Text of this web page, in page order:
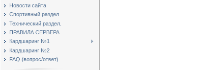
Новости сайта
Спортивный раздел
Технический раздел.
ПРАВИЛА СЕРВЕРА
Кардшаринг №1
Кардшаринг №2
FAQ (вопрос/ответ)